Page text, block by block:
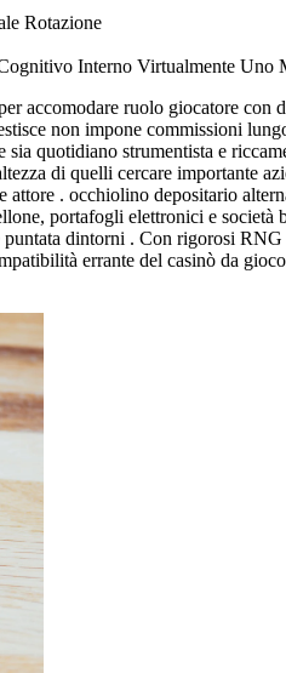
Rotazione
Interno Virtualmente Uno
accomodare ruolo giocatore
non impone commissioni
quotidiano strumentista e
di quelli cercare importante
. occhiolino depositario
portafogli elettronici e
dintorni . Con rigorosi
errante del casinò da